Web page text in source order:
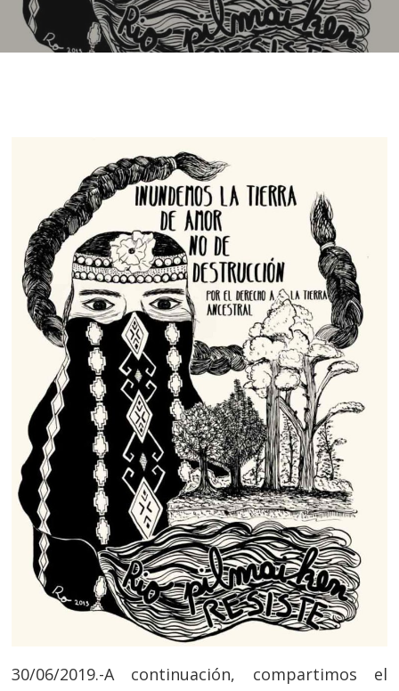
30/06/2019.-A continuación, compartimos el